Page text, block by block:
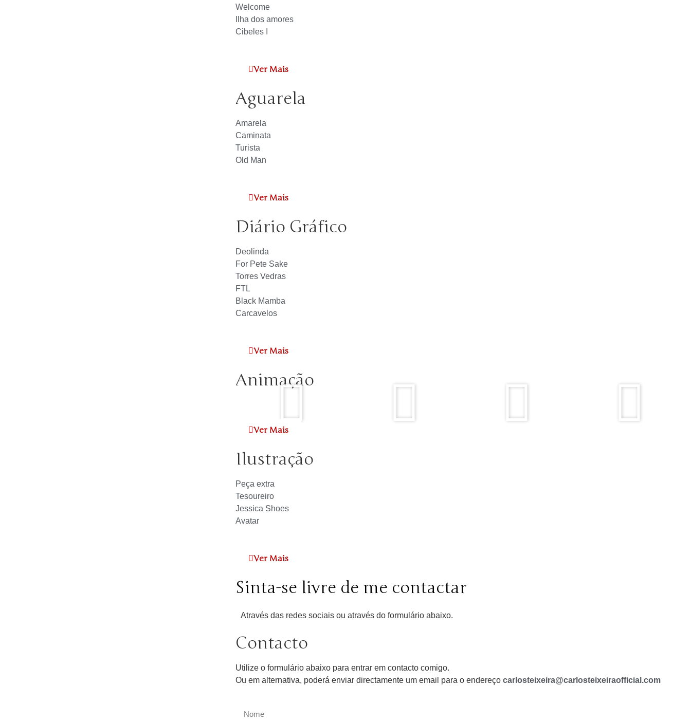
Welcome
Ilha dos amores
Cibeles I
Ver Mais
Aguarela
Amarela
Caminata
Turista
Old Man
Ver Mais
Diário Gráfico
Deolinda
For Pete Sake
Torres Vedras
FTL
Black Mamba
Carcavelos
Ver Mais
Animação
Ver Mais
Ilustração
Peça extra
Tesoureiro
Jessica Shoes
Avatar
Ver Mais
Sinta-se livre de me contactar
Através das redes sociais ou através do formulário abaixo.
Contacto
Utilize o formulário abaixo para entrar em contacto comigo.
Ou em alternativa, poderá enviar directamente um email para o endereço carlosteixeira@carlosteixeiraofficial.com